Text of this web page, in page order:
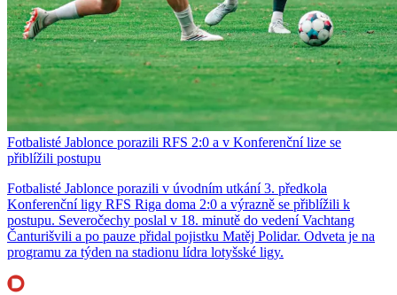
Fotbalisté Jablonce porazili RFS 2:0 a v Konferenční lize se
přiblížili postupu
Fotbalisté Jablonce porazili v úvodním utkání 3. předkola
Konferenční ligy RFS Riga doma 2:0 a výrazně se přiblížili k
postupu. Severočechy poslal v 18. minutě do vedení Vachtang
Čanturišvili a po pauze přidal pojistku Matěj Polidar. Odveta je na
programu za týden na stadionu lídra lotyšské ligy.